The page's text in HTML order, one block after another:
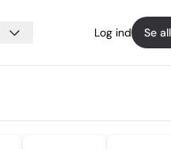
Log ind Se